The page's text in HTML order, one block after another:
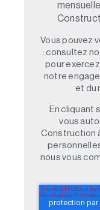
Vous pouvez
: consultez
pour
notre
et du
En cliquant
vous
Construction
nous vous